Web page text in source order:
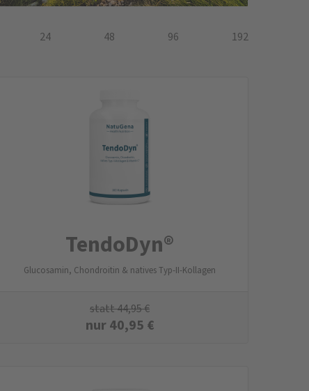
24 48 96 192
TendoDyn®
Glucosamin, Chondroitin & natives Typ-II-Kollagen
statt44,95€
nur40,95 €